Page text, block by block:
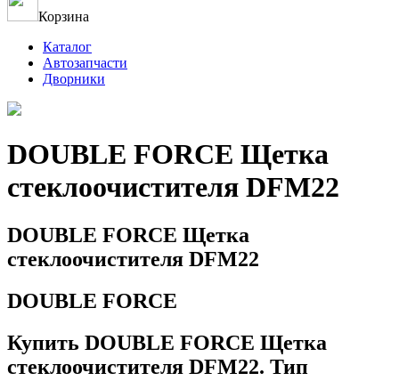
Корзина
Каталог
Автозапчасти
Дворники
DOUBLE FORCE Щетка
стеклоочистителя DFM22
DOUBLE FORCE Щетка
стеклоочистителя DFM22
DOUBLE FORCE
Купить DOUBLE FORCE Щетка
стеклоочистителя DFM22. Тип